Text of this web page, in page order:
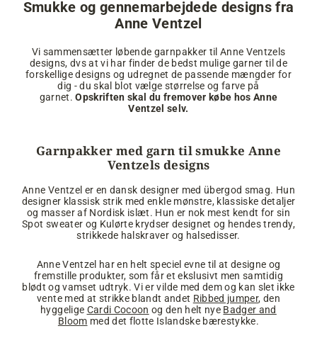
Smukke og gennemarbejdede designs fra
Anne Ventzel
Vi sammensætter løbende garnpakker til Anne Ventzels
designs, dvs at vi har finder de bedst mulige garner til de
forskellige designs og udregnet de passende mængder for
dig - du skal blot vælge størrelse og farve på
garnet. Opskriften skal du fremover købe hos Anne
Ventzel selv.
Garnpakker med garn til smukke Anne
Ventzels designs
Anne Ventzel er en dansk designer med übergod smag. Hun
designer klassisk strik med enkle mønstre, klassiske detaljer
og masser af Nordisk islæt. Hun er nok mest kendt for sin
Spot sweater og Kulørte krydser designet og hendes trendy,
strikkede halskraver og halsedisser.
Anne Ventzel har en helt speciel evne til at designe og
fremstille produkter, som får et ekslusivt men samtidig
blødt og vamset udtryk. Vi er vilde med dem og kan slet ikke
vente med at strikke blandt andet Ribbed jumper, den
hyggelige Cardi Cocoon og den helt nye Badger and
Bloom med det flotte Islandske bærestykke.